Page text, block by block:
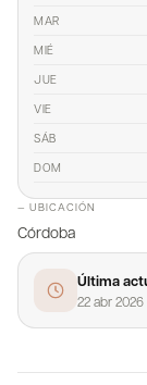
MAR
MIÉ
JUE
VIE
SÁB
DOM
— UBICACIÓN
Córdoba
Última
22 abr 2026